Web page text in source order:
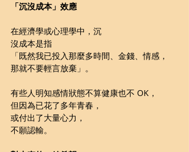
「沉沒成本」效應
在經濟學或心理學中，沉
沒成本是指
「既然我已投入那麼多時間、金錢、情感，
那就不要輕言放棄」。
有些人明知感情狀態不算健康也不 OK，
但因為已花了多年青春，
或付出了大量心力，
不願認輸。